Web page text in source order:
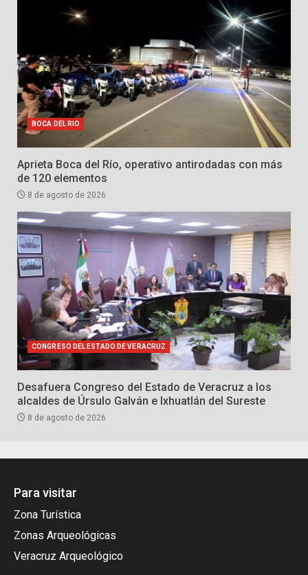
BOCA DEL RIO
Aprieta Boca del Río, operativo antirodadas con más
de 120 elementos
8 de agosto de 2026
CONGRESO DEL ESTADO DE VERACRUZ
Desafuera Congreso del Estado de Veracruz a los
alcaldes de Úrsulo Galván e Ixhuatlán del Sureste
8 de agosto de 2026
Para visitar
Zona Turística
Zonas Arqueológicas
Veracruz Arqueológico